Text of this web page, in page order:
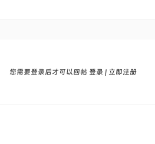
您需要登录后才可以回帖 登录 | 立即注册